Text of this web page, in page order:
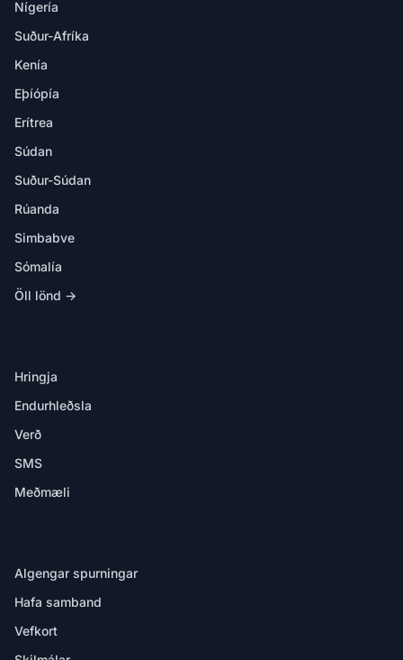
Nígería
Suður-Afríka
Kenía
Eþíópía
Erítrea
Súdan
Suður-Súdan
Rúanda
Simbabve
Sómalía
Öll lönd →
Hringja
Endurhleðsla
Verð
SMS
Meðmæli
Algengar spurningar
Hafa samband
Vefkort